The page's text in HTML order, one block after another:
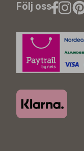
Följ oss